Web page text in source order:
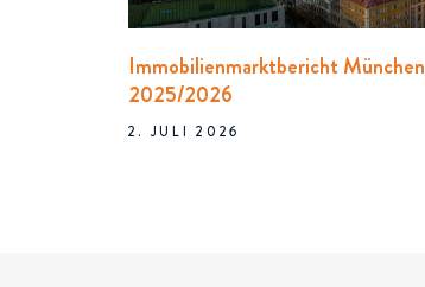
Immobilienmarktbericht München
2025/2026
2. JULI 2026